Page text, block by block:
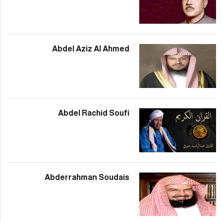
Abdel Aziz Al
Abdel Rachid
Abderrahman